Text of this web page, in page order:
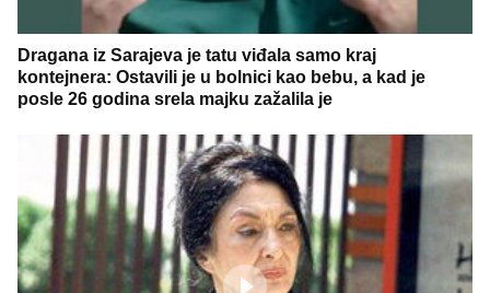
Dragana iz Sarajeva je tatu viđala samo kraj
kontejnera: Ostavili je u bolnici kao bebu, a kad je
posle 26 godina srela majku zažalila je